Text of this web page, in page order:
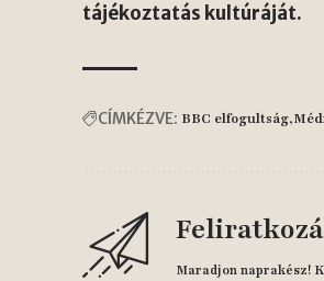
tájékoztatás kultúráját.
CÍMKÉZVE: BBC elfogultság
Maradjon naprakész!